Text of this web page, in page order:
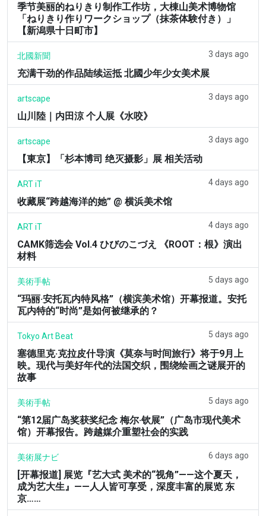
季节美丽的ねりきり制作工作坊，大棟山美术博物馆
「ねりきり作りワークショップ（抹茶体験付き）」
【新潟県十日町市】
北國新聞 3 days ago
充满干劲的作品陆续运抵 北國少年少女美术展
artscape 3 days ago
山川陸｜内田涼 个人展《水咬》
artscape 3 days ago
【東京】「杉本博司 绝灭摄影」展 相关活动
ART iT 4 days ago
收藏展“跨越海洋的她” @ 横浜美术馆
ART iT 4 days ago
CAMK筛选会 Vol.4 ひびのこづえ 《ROOT：根》演出
材料
美術手帖 5 days ago
“玛丽·安托瓦内特风格”（横滨美术馆）开幕报道。安托
瓦内特的“时尚”是如何被继承的？
Tokyo Art Beat 5 days ago
塞德里克·克拉皮什导演《莫奈与时间旅行》将于9月上
映。现代与美好年代的法国交织，围绕绘画之谜展开的
故事
美術手帖 5 days ago
“第12届广岛奖获奖纪念 梅尔·钦展”（广岛市现代美术
馆）开幕报告。跨越媒介重塑社会的实践
美術展ナビ 6 days ago
[开幕报道] 展览『艺大式 美术的“视角”——这个夏天，
成为艺大生』——人人皆可享受，深度丰富的展览 东
京……